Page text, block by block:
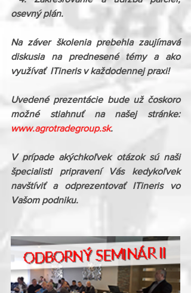
osevný plán.
Na záver školenia prebehla zaujímavá
diskusia na prednesené témy a ako
využívať  ITineris v každodennej praxi!
Uvedené prezentácie bude už čoskoro
možné stiahnuť na našej stránke:
www.agrotradegroup.sk.
V prípade akýchkoľvek otázok sú naši
špecialisti pripravení Vás kedykoľvek
navštíviť a odprezentovať ITineris vo
Vašom podniku.